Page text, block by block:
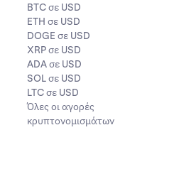
BTC σε USD
ETH σε USD
DOGE σε USD
XRP σε USD
ADA σε USD
SOL σε USD
LTC σε USD
Όλες οι αγορές
κρυπτονομισμάτων